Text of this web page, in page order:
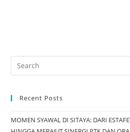
Recent Posts
MOMEN SYAWAL DI SITAYA: DARI